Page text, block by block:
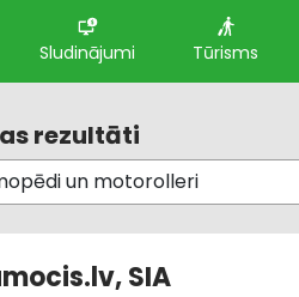
Sludinājumi Tūrisms
rezultāti
SIA